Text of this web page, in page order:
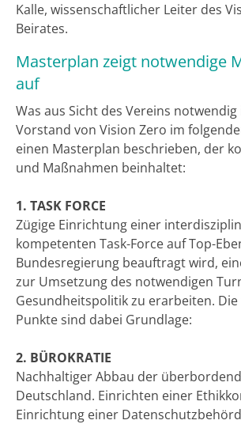
Kalle, wissenschaftlicher Leiter des
Beirates.
Masterplan zeigt notwendige
auf
Was aus Sicht des Vereins
Vorstand von Vision Zero im
einen Masterplan beschrieben, der
und Maßnahmen beinhaltet:
1. TASK FORCE
Zügige Einrichtung einer
kompetenten Task-Force auf Top-
Bundesregierung beauftragt wird,
zur Umsetzung des notwendigen
Gesundheitspolitik zu erarbeiten.
Punkte sind dabei Grundlage:
2. BÜROKRATIE
Nachhaltiger Abbau der
Deutschland. Einrichten einer
Einrichtung einer